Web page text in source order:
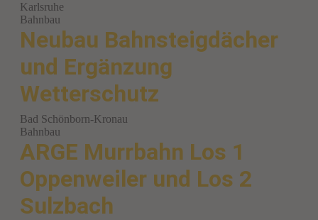
Karlsruhe
Bahnbau
Neubau Bahnsteigdächer
und Ergänzung
Wetterschutz
Bad Schönborn-Kronau
Bahnbau
ARGE Murrbahn Los 1
Oppenweiler und Los 2
Sulzbach